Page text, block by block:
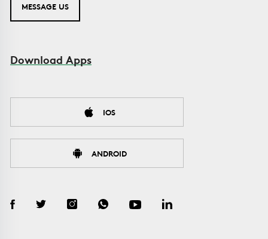
MESSAGE US
Download Apps
IOS
ANDROID